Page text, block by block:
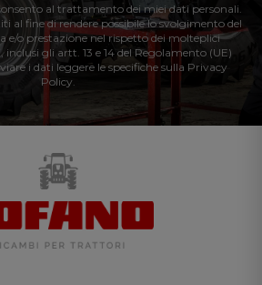
al trattamento dei miei dati personali.
al fine di rendere possibile lo svolgimento del
e/o prestazione nel rispetto dei molteplici
gli artt. 13 e 14 del Regolamento (UE)
i dati leggere le specifiche sulla Privacy
Policy.